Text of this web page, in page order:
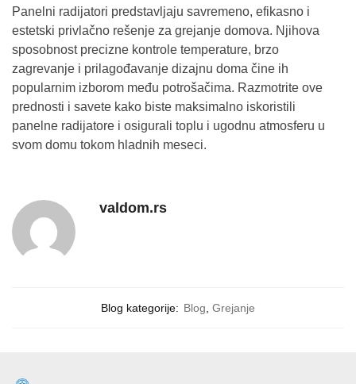
Panelni radijatori predstavljaju savremeno, efikasno i
estetski privlačno rešenje za grejanje domova. Njihova
sposobnost precizne kontrole temperature, brzo
zagrevanje i prilagođavanje dizajnu doma čine ih
popularnim izborom među potrošačima. Razmotrite ove
prednosti i savete kako biste maksimalno iskoristili
panelne radijatore i osigurali toplu i ugodnu atmosferu u
svom domu tokom hladnih meseci.
valdom.rs
Blog kategorije: Blog Grejanje